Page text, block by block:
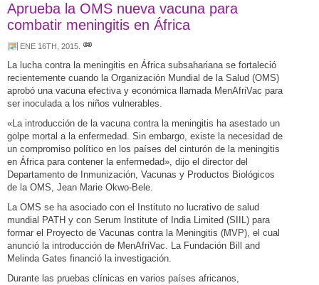
Aprueba la OMS nueva vacuna para
combatir meningitis en África
ENE 16TH, 2015
La lucha contra la meningitis en África subsahariana se fortaleció
recientemente cuando la Organización Mundial de la Salud (OMS)
aprobó una vacuna efectiva y económica llamada MenAfriVac para
ser inoculada a los niños vulnerables.
«La introducción de la vacuna contra la meningitis ha asestado un
golpe mortal a la enfermedad. Sin embargo, existe la necesidad de
un compromiso político en los países del cinturón de la meningitis
en África para contener la enfermedad», dijo el director del
Departamento de Inmunización, Vacunas y Productos Biológicos
de la OMS, Jean Marie Okwo-Bele.
La OMS se ha asociado con el Instituto no lucrativo de salud
mundial PATH y con Serum Institute of India Limited (SIIL) para
formar el Proyecto de Vacunas contra la Meningitis (MVP), el cual
anunció la introducción de MenAfriVac. La Fundación Bill and
Melinda Gates financió la investigación.
Durante las pruebas clínicas en varios países africanos,